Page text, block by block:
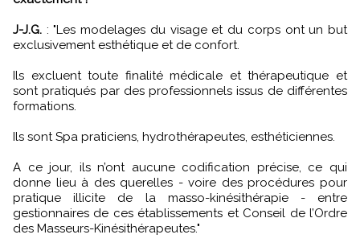
J-J.G. : "Les modelages du visage et du corps ont un but
exclusivement esthétique et de confort.
Ils excluent toute finalité médicale et thérapeutique et
sont pratiqués par des professionnels issus de différentes
formations.
Ils sont Spa praticiens, hydrothérapeutes, esthéticiennes.
A ce jour, ils n’ont aucune codification précise, ce qui
donne lieu à des querelles - voire des procédures pour
pratique illicite de la masso-kinésithérapie - entre
gestionnaires de ces établissements et Conseil de l’Ordre
des Masseurs-Kinésithérapeutes."